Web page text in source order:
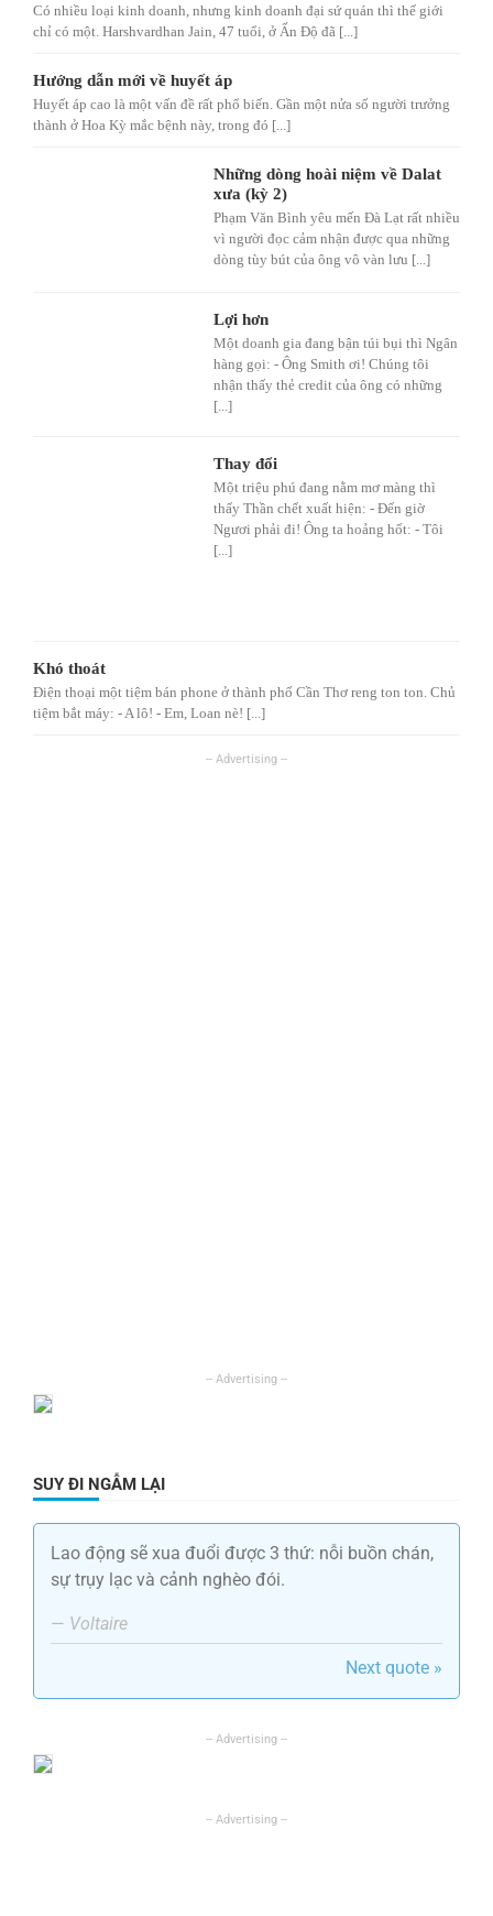
Có nhiều loại kinh doanh, nhưng kinh doanh đại sứ quán thì thế giới
chỉ có một. Harshvardhan Jain, 47 tuổi, ở Ấn Độ đã [...]
Hướng dẫn mới về huyết áp
Huyết áp cao là một vấn đề rất phổ biến. Gần một nửa số người trưởng
thành ở Hoa Kỳ mắc bệnh này, trong đó [...]
Những dòng hoài niệm về Dalat
xưa (kỳ 2)
Phạm Văn Bình yêu mến Đà Lạt rất nhiều
vì người đọc cảm nhận được qua những
dòng tùy bút của ông vô vàn lưu [...]
Lợi hơn
Một doanh gia đang bận túi bụi thì Ngân
hàng gọi: - Ông Smith ơi! Chúng tôi
nhận thấy thẻ credit của ông có những
[...]
Thay đổi
Một triệu phú đang nằm mơ màng thì
thấy Thần chết xuất hiện: - Đến giờ
Ngươi phải đi! Ông ta hoảng hốt: - Tôi
[...]
Khó thoát
Điện thoại một tiệm bán phone ở thành phố Cần Thơ reng ton ton. Chủ
tiệm bắt máy: - A lô! - Em, Loan nè! [...]
SUY ĐI NGẪM LẠI
Lao động sẽ xua đuổi được 3 thứ: nỗi buồn chán,
sự trụy lạc và cảnh nghèo đói.
— Voltaire
Next quote »